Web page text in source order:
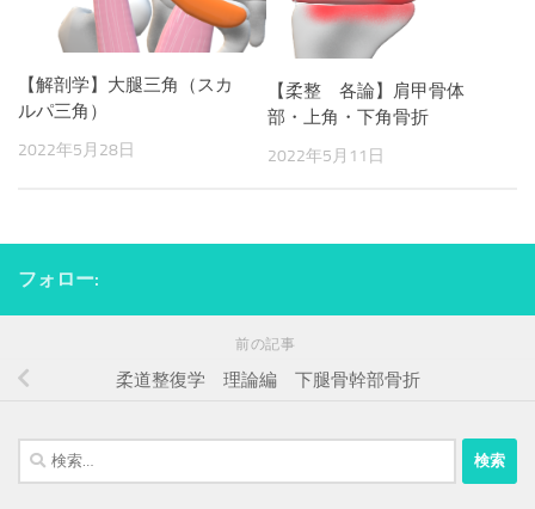
【解剖学】大腿三角（スカ
ルパ三角）
2022年5月28日
【柔整 各論】肩甲骨体
部・上角・下角骨折
2022年5月11日
フォロー:
前の記事
柔道整復学 理論編 下腿骨幹部骨折
検
索: